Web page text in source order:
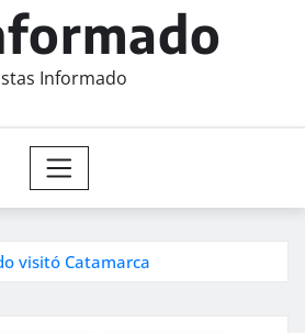
Informado
visitó Catamarca